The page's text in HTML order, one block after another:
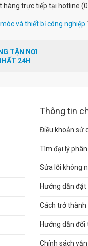
hàng trực tiếp tại hotline
và thiết bị công nghiệp
TẬN NƠI
24H
Thông tin
Điều khoản sử
Tìm đại lý
Sửa lỗi không
Hướng dẫn đặt
Cách trở thành
Hướng dẫn đổi
Chính sách